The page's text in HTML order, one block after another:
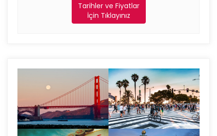
Tarihler ve Fiyatlar
İçin Tıklayınız